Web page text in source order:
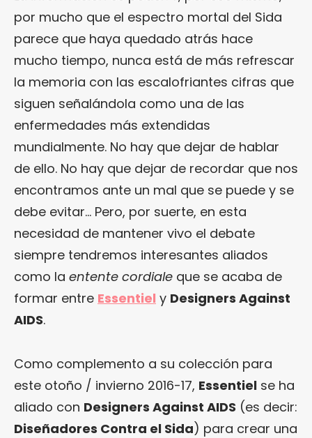
por mucho que el espectro mortal del Sida
parece que haya quedado atrás hace
mucho tiempo, nunca está de más refrescar
la memoria con las escalofriantes cifras que
siguen señalándola como una de las
enfermedades más extendidas
mundialmente. No hay que dejar de hablar
de ello. No hay que dejar de recordar que nos
encontramos ante un mal que se puede y se
debe evitar… Pero, por suerte, en esta
necesidad de mantener vivo el debate
siempre tendremos interesantes aliados
como la entente cordiale que se acaba de
formar entre Essentiel y Designers Against
AIDS.
Como complemento a su colección para
este otoño / invierno 2016-17, Essentiel se ha
aliado con Designers Against AIDS (es decir:
Diseñadores Contra el Sida) para crear una